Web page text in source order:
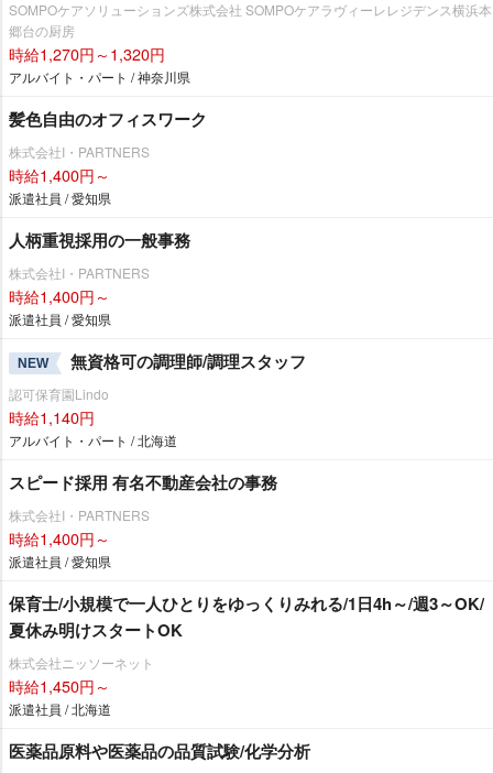
SOMPOケアソリューションズ株式会社 SOMPOケアラヴィーレレジデンス横浜本
郷台の厨房
時給1,270円～1,320円
アルバイト・パート / 神奈川県
髪色自由のオフィスワーク
株式会社I・PARTNERS
時給1,400円～
派遣社員 / 愛知県
人柄重視採用の一般事務
株式会社I・PARTNERS
時給1,400円～
派遣社員 / 愛知県
NEW 無資格可の調理師/調理スタッフ
認可保育園Lindo
時給1,140円
アルバイト・パート / 北海道
スピード採用 有名不動産会社の事務
株式会社I・PARTNERS
時給1,400円～
派遣社員 / 愛知県
保育士/小規模で一人ひとりをゆっくりみれる/1日4h～/週3～OK/
夏休み明けスタートOK
株式会社ニッソーネット
時給1,450円～
派遣社員 / 北海道
医薬品原料や医薬品の品質試験/化学分析